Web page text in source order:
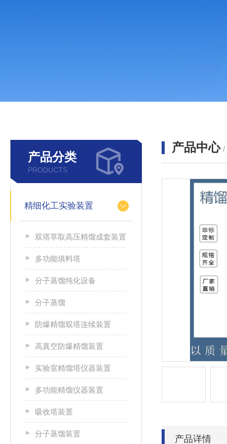
产品分类
PRODUCTS
精细化工实验装置
双塔萃取高压精馏成套装置
多功能填料塔
分子蒸馏纯化设备
分子蒸馏
防爆精馏双塔连续装置
高真空防爆精馏装置
实验室精馏塔仪器装置
多功能精馏仪器装置
吸收塔装置
分子蒸馏装置
产品中心 /
产品详情